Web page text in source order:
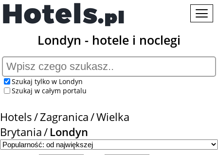
Londyn - hotele i noclegi
Szukaj tylko w Londyn
Szukaj w całym portalu
Hotels Zagranica Wielka
Brytania
Londyn